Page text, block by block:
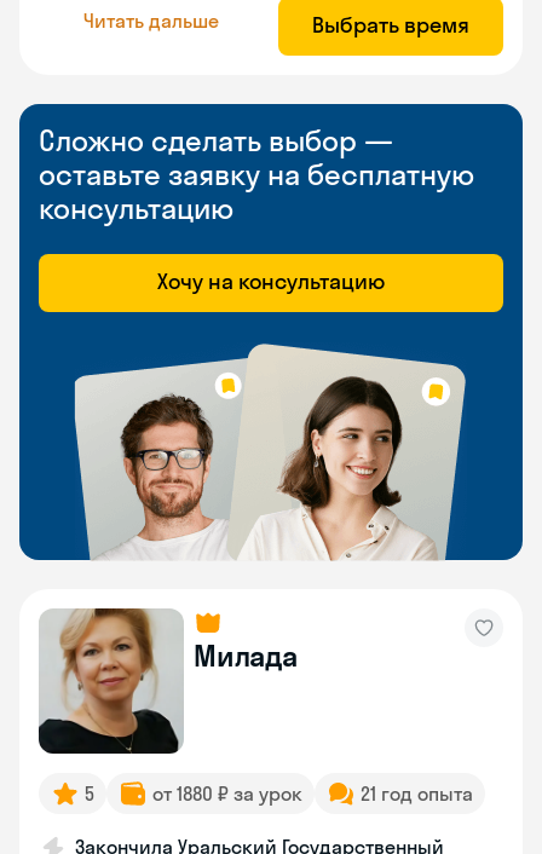
Читать дальше Выбрать время
Сложно сделать выбор —
оставьте заявку на бесплатную
консультацию
Хочу на консультацию
Милада
5 от 1880 ₽ за урок 21 год опыта
Закончила Уральский Государственный